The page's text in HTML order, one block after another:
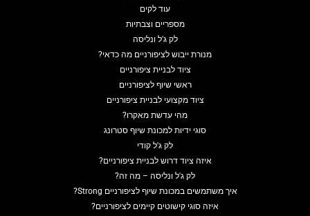
עוד לקים
מספריים וצבתיות
לק ג'ל ונליסה
מנורת ייבוש לציפורניים מה כדאי?
ציוד לבניית ציפורניים
ראשי שיוף לציפורניים
ציוד מקצועי לבניית ציפורניים
מהי עדשת מאקרו?
סוגי ידיות למכונת שיוף סטרונג
לק ג'ל קודי
איזה ציוד דרוש לבניית ציפורניים?
לק ג'ל ונליסה – מה זה?
איך משתמשים במכונת שיוף לציפורניים Strong?
איזה סוגי קישוטים קיימים לציפורניים?